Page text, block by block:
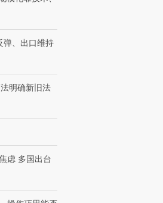
弹、出口维持
明确新旧法
虑 多国出台